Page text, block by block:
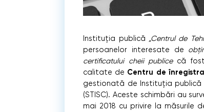
Instituția publică „Centrul de
persoanelor interesate de
certificatului cheii publicecă
calitate de Centru de
gestionată de Instituția publică
(STISC). Aceste schimbări au
mai 2018 cu privire la măsurile